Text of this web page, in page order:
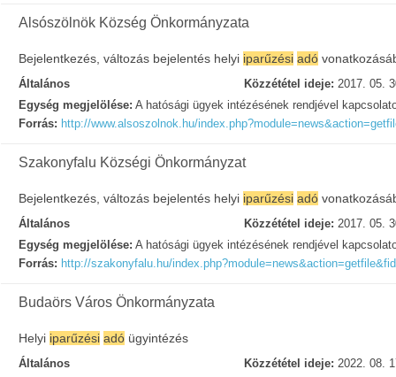
Alsószölnök Község Önkormányzata
Bejelentkezés, változás bejelentés helyi iparűzési adó
Általános Közzététel ideje: 2017. 05.
Egység megjelölése: A hatósági ügyek intézésének rendjével
Forrás: http://www.alsoszolnok.hu/
Szakonyfalu Községi Önkormányzat
Bejelentkezés, változás bejelentés helyi iparűzési adó
Általános Közzététel ideje: 2017. 05.
Egység megjelölése: A hatósági ügyek intézésének rendjével
Forrás: http://szakonyfalu.hu/
Budaörs Város Önkormányzata
Helyi iparűzési adó ügyintézés
Általános Közzététel ideje: 2022. 08.